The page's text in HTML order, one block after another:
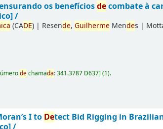
os benefíciosdecombate à
/
(CADE) | Resende,Guilherme Mendes |
dechamada:341.3787 D637](1).
I to Detect Bid Rigging in